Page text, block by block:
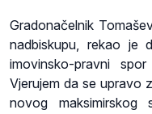
Gradonačelnik
nadbiskupu, rekao je
imovinsko-pravni
Vjerujem da se upravo
novog maksimirskog